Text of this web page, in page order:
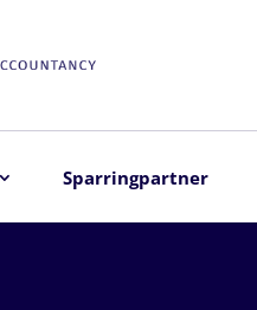
Sparringpartner